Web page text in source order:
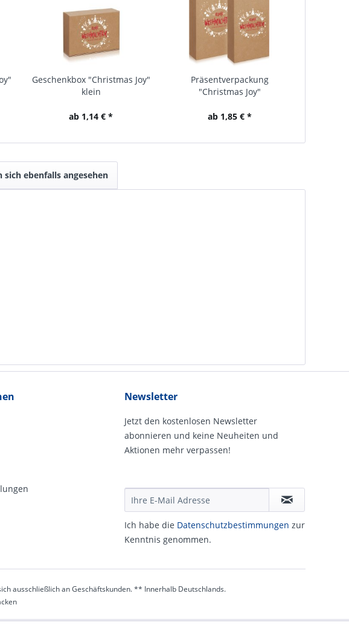
Geschenkbox "Christmas Joy"
klein
ab 1,14 € *
Präsentverpackung
"Christmas Joy"
ab 1,85 € *
sich ebenfalls angesehen
Newsletter
Jetzt den kostenlosen Newsletter
abonnieren und keine Neuheiten und
Aktionen mehr verpassen!
Ich habe die Daten­schutz­be­stim­mungen zur
Kennt­nis genommen.
ausschließlich an Geschäftskunden. ** Innerhalb Deutschlands.